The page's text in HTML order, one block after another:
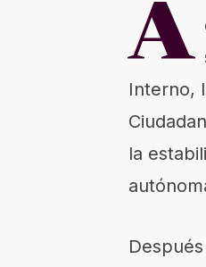
A
Interno,
la